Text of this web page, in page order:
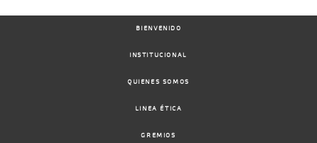
BIENVENIDO
INSTITUCIONAL
QUIENES SOMOS
LINEA ÉTICA
GREMIOS